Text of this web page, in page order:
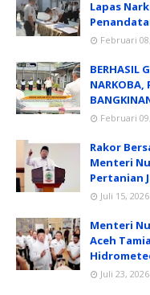
Lapas
Februari
BERHASIL
NARKOBA,
Februari
Rakor
Menteri
Pertanian
Juli 15, 2026
Menteri
Aceh
Juli 23, 2026